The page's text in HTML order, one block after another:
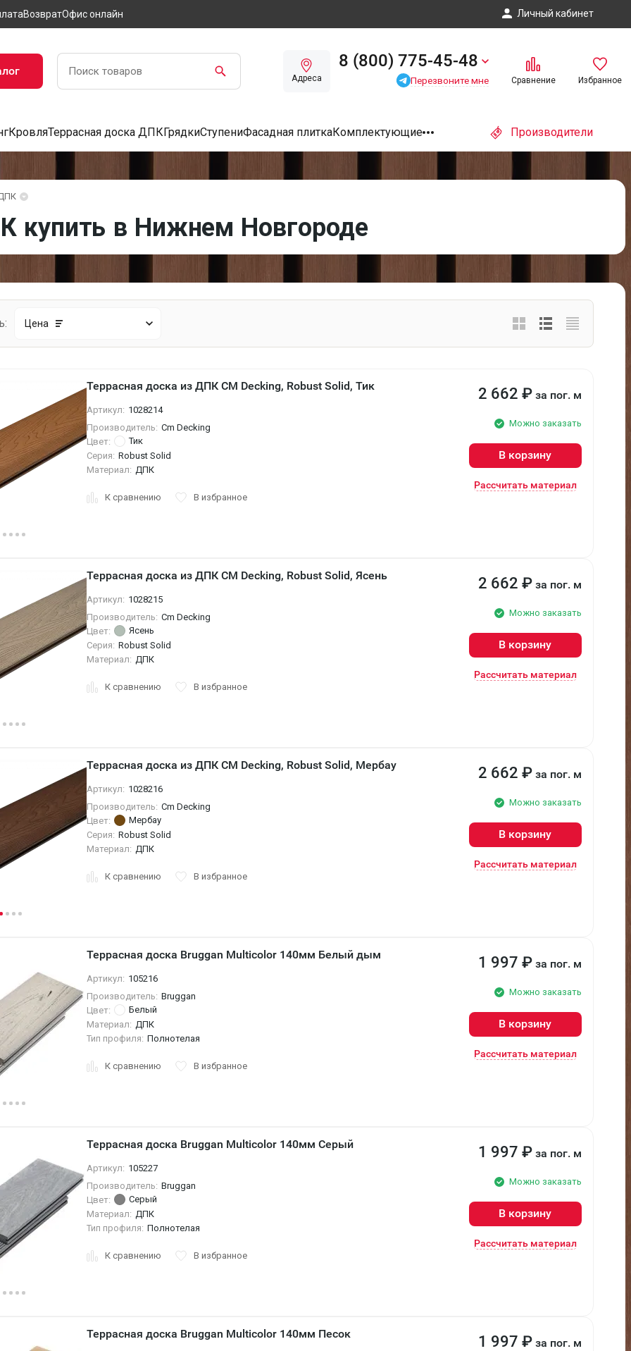
ВозвратОфис онлайн Личный кабинет
Адреса
8 (800) 775-45-48
Перезвоните мне Сравнение Избранное
КровляТеррасная доска ДПКГрядкиСтупениФасадная плиткаКомплектующие Производители
купить в Нижнем Новгороде
Цена
Террасная доска из ДПК CM Decking, Robust Solid, Тик
Артикул: 1028214
Производитель: Cm Decking
Цвет:
Тик
Серия: Robust Solid
Материал: ДПК
К сравнению В избранное
2 662 ₽ за пог. м
Можно заказать
В корзину
Рассчитать материал
Террасная доска из ДПК CM Decking, Robust Solid, Ясень
Артикул: 1028215
Производитель: Cm Decking
Цвет:
Ясень
Серия: Robust Solid
Материал: ДПК
К сравнению В избранное
2 662 ₽ за пог. м
Можно заказать
В корзину
Рассчитать материал
Террасная доска из ДПК CM Decking, Robust Solid, Мербау
Артикул: 1028216
Производитель: Cm Decking
Цвет:
Мербау
Серия: Robust Solid
Материал: ДПК
К сравнению В избранное
2 662 ₽ за пог. м
Можно заказать
В корзину
Рассчитать материал
Террасная доска Bruggan Multicolor 140мм Белый дым
Артикул: 105216
Производитель: Bruggan
Цвет:
Белый
Материал: ДПК
Тип профиля: Полнотелая
К сравнению В избранное
1 997 ₽ за пог. м
Можно заказать
В корзину
Рассчитать материал
Террасная доска Bruggan Multicolor 140мм Серый
Артикул: 105227
Производитель: Bruggan
Цвет:
Серый
Материал: ДПК
Тип профиля: Полнотелая
К сравнению В избранное
1 997 ₽ за пог. м
Можно заказать
В корзину
Рассчитать материал
Террасная доска Bruggan Multicolor 140мм Песок 1 997 ₽ за пог. м